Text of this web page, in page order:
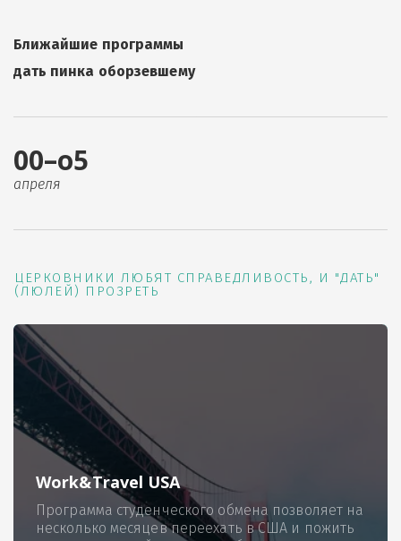
Ближайшие программы
дать пинка оборзевшему
00–о5
апреля
ЦЕРКОВНИКИ ЛЮБЯТ СПРАВЕДЛИВОСТЬ, И "ДАТЬ"
(ЛЮЛЕЙ) ПРОЗРЕТЬ
Work&Travel USA
Программа студенческого обмена позволяет на
несколько месяцев переехать в США и пожить